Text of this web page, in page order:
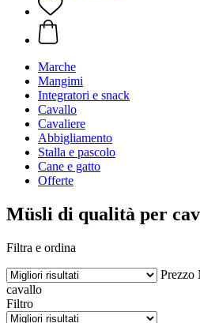
Marche
Mangimi
Integratori e snack
Cavallo
Cavaliere
Abbigliamento
Stalla e pascolo
Cane e gatto
Offerte
Müsli di qualità per
Filtra e ordina
Prezzo
cavallo
Filtro